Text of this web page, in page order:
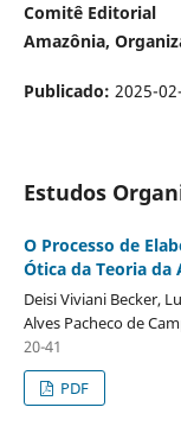
Comitê Editorial
Amazônia,
Publicado: 2025-
Estudos
O Processo de
Ótica da Teoria da
Deisi Viviani Becker,
Alves Pacheco de
20-41
PDF